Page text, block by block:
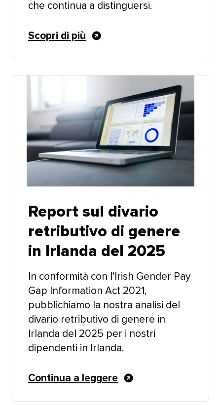
che continua a distinguersi.​​
Scopri di più​​
Report sul divario
retributivo di genere
in Irlanda del 2025​​
In conformità con l'Irish Gender Pay
Gap Information Act 2021,
pubblichiamo la nostra analisi del
divario retributivo di genere in
Irlanda del 2025 per i nostri
dipendenti in Irlanda.​​
Continua a leggere​​